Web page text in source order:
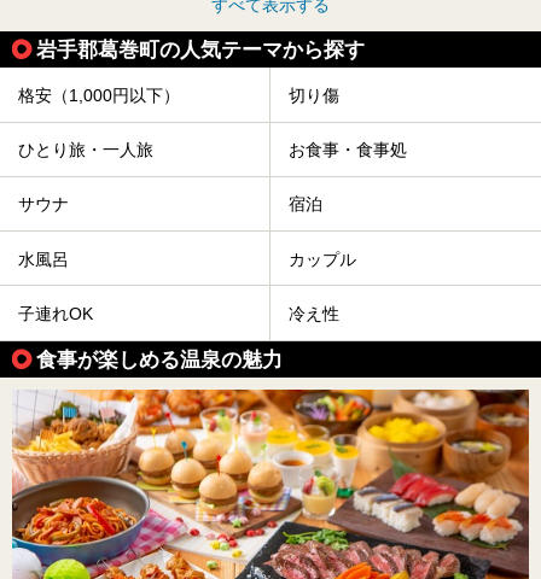
すべて表示する
岩手郡葛巻町の人気テーマから探す
格安（1,000円以下） 切り傷
ひとり旅・一人旅 お食事・食事処
サウナ 宿泊
水風呂 カップル
子連れOK 冷え性
食事が楽しめる温泉の魅力